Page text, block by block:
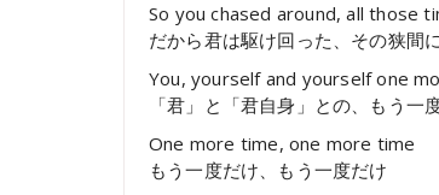
So you chased around, all those
だから君は駆け回った、その狭間
You, yourself and yourself one
「君」と「君自身」との、もう一
One more time, one more time
もう一度だけ、もう一度だけ